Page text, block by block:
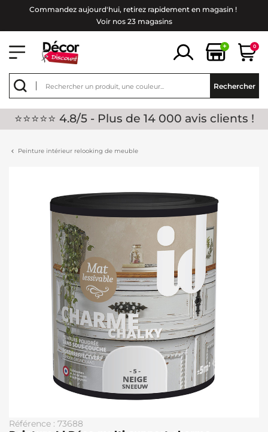
Commandez aujourd'hui, retirez rapidement en magasin !
Voir nos 23 magasins
+ 0
Rechercher
⭐⭐⭐⭐⭐ 4.8/5 - Plus de 14 000 avis clients !
Peinture intérieur relooking de meuble
Référence : 73688